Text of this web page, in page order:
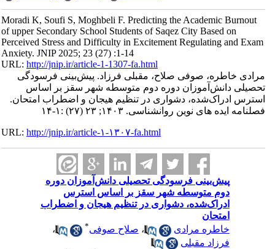
Moradi K, Soufi S, Moghbeli F. Predicting the Academic Burnout
of upper Secondary School Students of Saqez City Based on
Perceived Stress and Difficulty in Excitement Regulating and Exam
Anxiety. JNIP 2025; 23 (27) :1-14
URL:http://jnip.ir/article-1-1307-fa.html
مرادی خاطره، صوفی صلاح، مقبلی فرزاد. پیش‌بینی فرسودگی
تحصیلی دانش‌آموزان دوره دوم متوسطه شهر سقز بر اساس
استرس ادراک‌شده، دشواری در تنظیم هیجان و اضطراب امتحان.
فصلنامه ایده های نوین روانشناسی. ۱۴۰۳; ۲۳ (۲۷) :۱-۱۴
URL:http://jnip.ir/article-۱-۱۳۰۷-fa.html
پیش‌بینی فرسودگی تحصیلی دانش‌آموزان دوره
دوم متوسطه شهر سقز بر اساس استرس
ادراک‌شده، دشواری در تنظیم هیجان و اضطراب
امتحان
خاطره مرادی
،صلاح صوفی
،
فرزاد مقبلی